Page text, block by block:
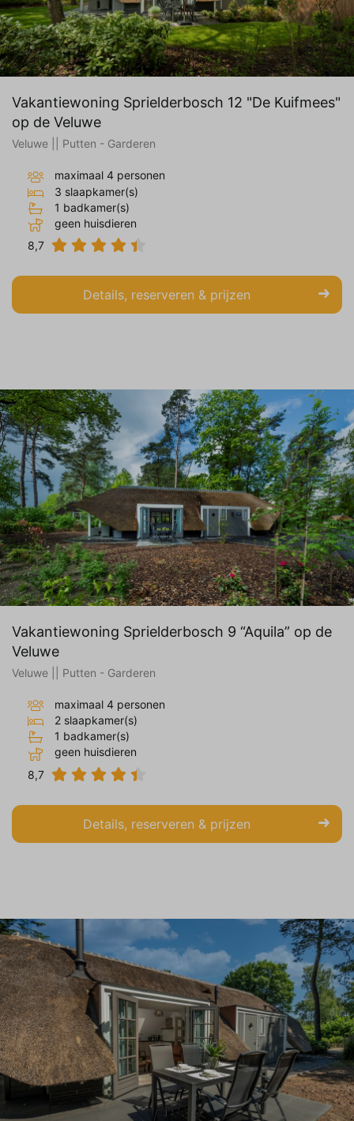
Vakantiewoning Sprielderbosch 12 "De Kuifmees"
op de Veluwe
Veluwe || Putten - Garderen
maximaal 4 personen
3 slaapkamer(s)
1 badkamer(s)
geen huisdieren
8,7
Details, reserveren & prijzen
Vakantiewoning Sprielderbosch 9 “Aquila” op de
Veluwe
Veluwe || Putten - Garderen
maximaal 4 personen
2 slaapkamer(s)
1 badkamer(s)
geen huisdieren
8,7
Details, reserveren & prijzen